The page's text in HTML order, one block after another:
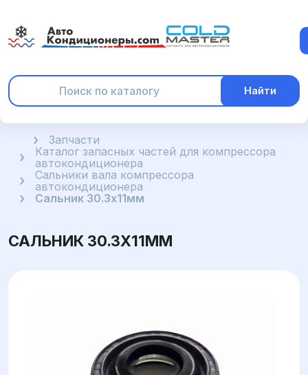
Найти
ГлавнаяЗапчасти
Каталог запасных частей для компрессора
автокондиционера
Сальники вала компрессора
автокондиционера
Сальник 30.3x11мм
САЛЬНИК 30.3X11ММ